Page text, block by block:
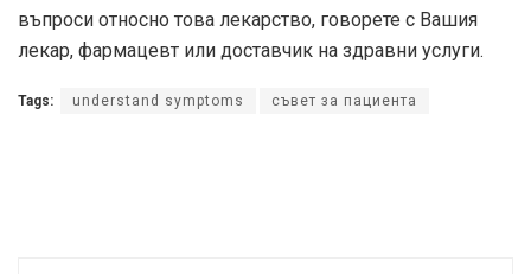
въпроси относно това лекарство, говорете с Вашия
лекар, фармацевт или доставчик на здравни услуги.
Tags: understand symptoms съвет за пациента